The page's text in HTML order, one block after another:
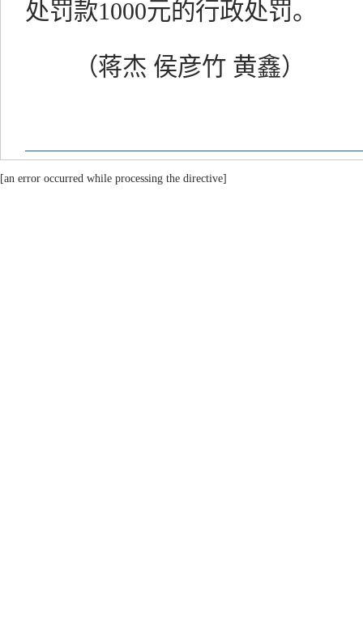
处罚款1000元的行政处罚。
（蒋杰 侯彦竹 黄鑫）
[an error occurred while processing the directive]